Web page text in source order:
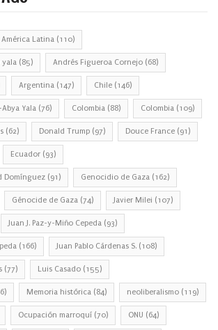
América Latina (110)
yala (85) Andrés Figueroa Cornejo (68)
Argentina (147) Chile (146)
Yala (76) Colombia (88) Colombia (109)
(62) Donald Trump (97) Douce France (91)
Ecuador (93)
Domínguez (91) Genocidio de Gaza (162)
Génocide de Gaza (74) Javier Milei (107)
Juan J. Paz-y-Miño Cepeda (93)
(166) Juan Pablo Cárdenas S. (108)
(77) Luis Casado (155)
Memoria histórica (84) neoliberalismo (119)
Ocupación marroquí (70) ONU (64)